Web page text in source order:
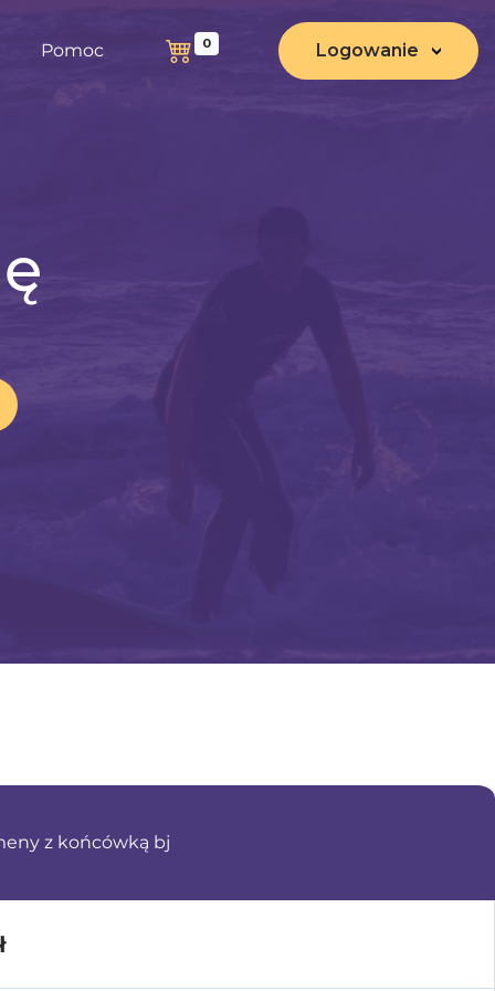
Pomoc 0 Logowanie
z końcówką bj